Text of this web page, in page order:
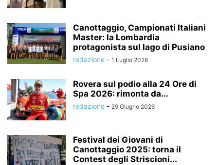
Canottaggio, Campionati Italiani
Master: la Lombardia
protagonista sul lago di Pusiano
redazione - 1 Luglio 2026
Rovera sul podio alla 24 Ore di
Spa 2026: rimonta da...
redazione - 29 Giugno 2026
Festival dei Giovani di
Canottaggio 2025: torna il
Contest degli Striscioni...